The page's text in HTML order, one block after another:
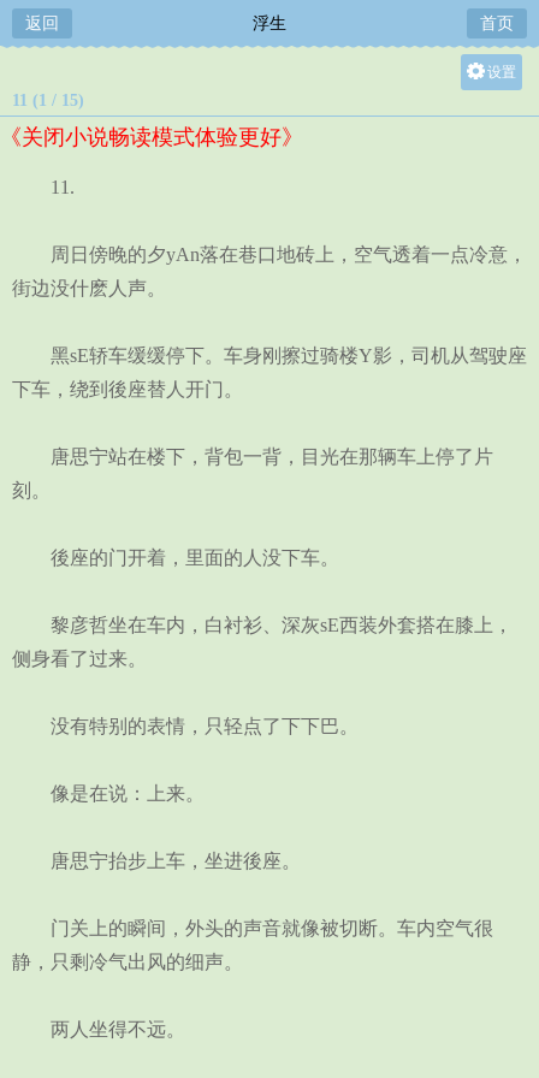
返回 浮生 首页
设置
11 (1 / 15)
《关闭小说畅读模式体验更好》
11.
周日傍晚的夕yAn落在巷口地砖上，空气透着一点冷意，
街边没什麽人声。
黑sE轿车缓缓停下。车身刚擦过骑楼Y影，司机从驾驶座
下车，绕到後座替人开门。
唐思宁站在楼下，背包一背，目光在那辆车上停了片
刻。
後座的门开着，里面的人没下车。
黎彦哲坐在车内，白衬衫、深灰sE西装外套搭在膝上，
侧身看了过来。
没有特别的表情，只轻点了下下巴。
像是在说：上来。
唐思宁抬步上车，坐进後座。
门关上的瞬间，外头的声音就像被切断。车内空气很
静，只剩冷气出风的细声。
两人坐得不远。